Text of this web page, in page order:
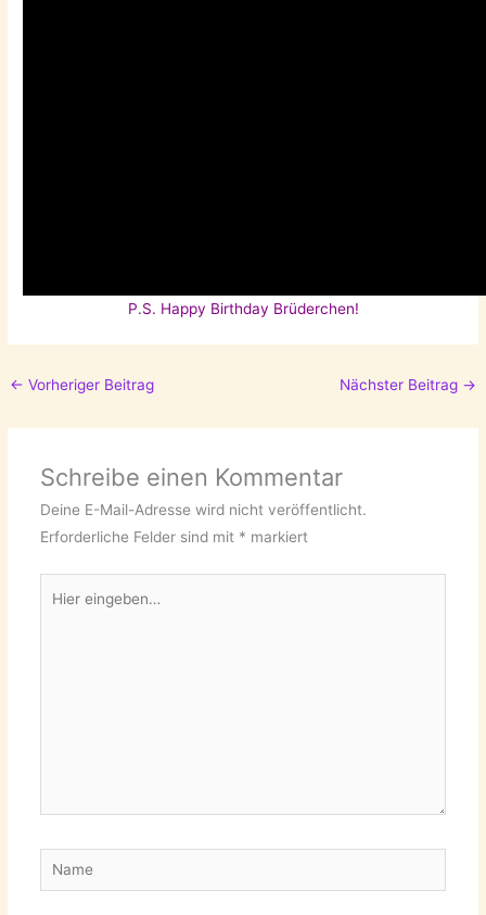
P.S. Happy Birthday Brüderchen!
← Vorheriger Beitrag Nächster Beitrag →
Schreibe einen Kommentar
Deine E-Mail-Adresse wird nicht veröffentlicht.
Erforderliche Felder sind mit * markiert
eingeben…
Name